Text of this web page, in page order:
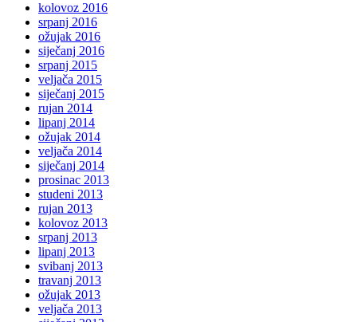
kolovoz 2016
srpanj 2016
ožujak 2016
siječanj 2016
srpanj 2015
veljača 2015
siječanj 2015
rujan 2014
lipanj 2014
ožujak 2014
veljača 2014
siječanj 2014
prosinac 2013
studeni 2013
rujan 2013
kolovoz 2013
srpanj 2013
lipanj 2013
svibanj 2013
travanj 2013
ožujak 2013
veljača 2013